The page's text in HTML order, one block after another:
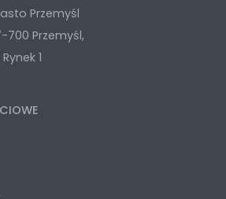
Przemyśl
700 Przemyśl,
1